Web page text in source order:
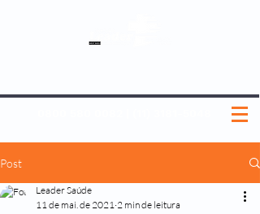
Post
Leader Saúde
11 de mai. de 2021 2 min de leitura